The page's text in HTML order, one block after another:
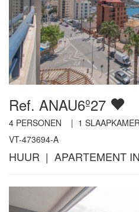
Ref. ANAU6º27
4 PERSONEN | 1
VT-473694-A
HUUR | APARTEMENT